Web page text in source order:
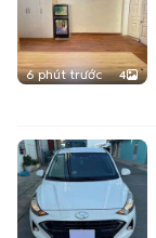
6 phút trước 4